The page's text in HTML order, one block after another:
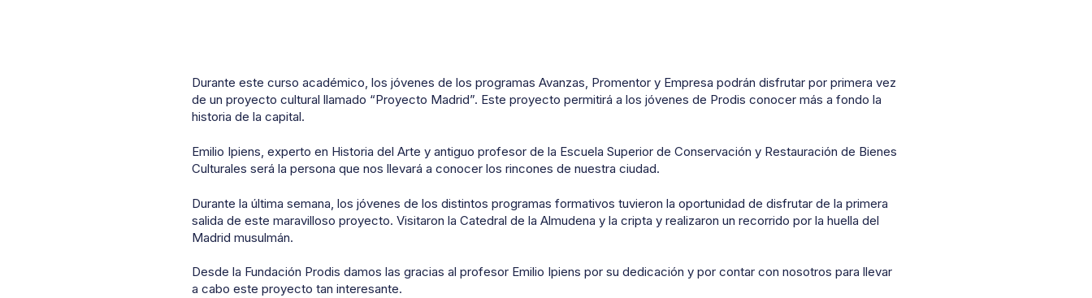
Durante este curso académico, los jóvenes de los programas Avanzas, Promentor y Empresa podrán disfrutar por primera vez
de un proyecto cultural llamado “Proyecto Madrid”. Este proyecto permitirá a los jóvenes de Prodis conocer más a fondo la
historia de la capital.
Emilio Ipiens, experto en Historia del Arte y antiguo profesor de la Escuela Superior de Conservación y Restauración de Bienes
Culturales será la persona que nos llevará a conocer los rincones de nuestra ciudad.
Durante la última semana, los jóvenes de los distintos programas formativos tuvieron la oportunidad de disfrutar de la primera
salida de este maravilloso proyecto. Visitaron la Catedral de la Almudena y la cripta y realizaron un recorrido por la huella del
Madrid musulmán.
Desde la Fundación Prodis damos las gracias al profesor Emilio Ipiens por su dedicación y por contar con nosotros para llevar
a cabo este proyecto tan interesante.